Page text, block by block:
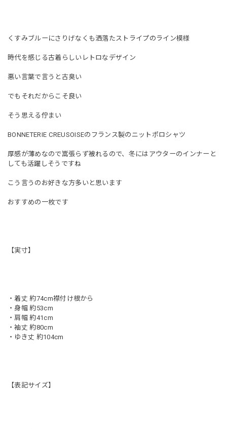
くすみブルーにさりげなくも洒落たストライプのライン模様
時代を感じる古着らしいレトロなデザイン
悪い言葉で言うと古臭い
でもそれだからこそ良い
そう思える佇まい
BONNETERIE CREUSOISEのフランス製のニットポロシャツ
厚感が薄めなので嵩張らず被れるので、冬にはアウターのインナーと
しても活躍しそうですね
こう言うのお好きな方多いと思います
おすすめの一枚です
【実寸】
・着丈 約74cm襟付け根から
・身幅 約53cm
・肩幅 約41cm
・袖丈 約80cm
・ゆき丈 約104cm
【表記サイズ】